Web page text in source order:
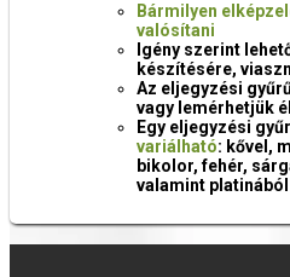
Bármilyen
valósítani
Igény szerint
készítésére,
Az eljegyzési
vagy lemérhetjük
Egy eljegyzési
variálható: kővel,
bikolor, fehér,
valamint